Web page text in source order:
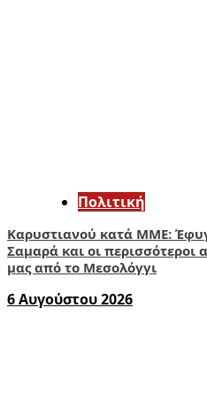
Πολιτική
Καρυστιανού κατά ΜΜΕ:
Σαμαρά και οι περισσότεροι
μας από το Μεσολόγγι
6 Αυγούστου 2026